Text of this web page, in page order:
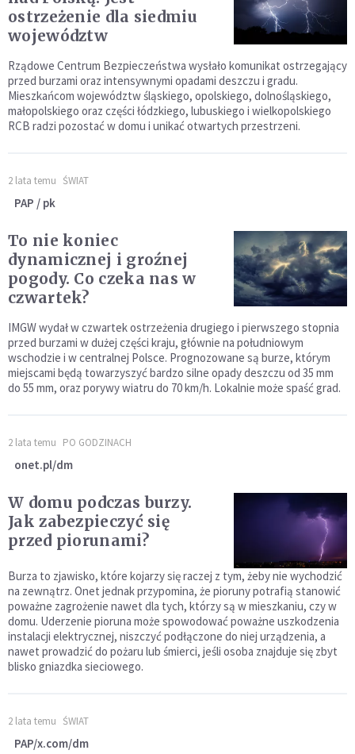
ostrzeżenie dla siedmiu
województw
Rządowe Centrum Bezpieczeństwa wysłało komunikat ostrzegający
przed burzami oraz intensywnymi opadami deszczu i gradu.
Mieszkańcom województw śląskiego, opolskiego, dolnośląskiego,
małopolskiego oraz części łódzkiego, lubuskiego i wielkopolskiego
RCB radzi pozostać w domu i unikać otwartych przestrzeni.
2 lata temu ŚWIAT
PAP / pk
To nie koniec
dynamicznej i groźnej
pogody. Co czeka nas w
czwartek?
IMGW wydał w czwartek ostrzeżenia drugiego i pierwszego stopnia
przed burzami w dużej części kraju, głównie na południowym
wschodzie i w centralnej Polsce. Prognozowane są burze, którym
miejscami będą towarzyszyć bardzo silne opady deszczu od 35 mm
do 55 mm, oraz porywy wiatru do 70 km/h. Lokalnie może spaść grad.
2 lata temu PO GODZINACH
onet.pl/dm
W domu podczas burzy.
Jak zabezpieczyć się
przed piorunami?
Burza to zjawisko, które kojarzy się raczej z tym, żeby nie wychodzić
na zewnątrz. Onet jednak przypomina, że pioruny potrafią stanowić
poważne zagrożenie nawet dla tych, którzy są w mieszkaniu, czy w
domu. Uderzenie pioruna może spowodować poważne uszkodzenia
instalacji elektrycznej, niszczyć podłączone do niej urządzenia, a
nawet prowadzić do pożaru lub śmierci, jeśli osoba znajduje się zbyt
blisko gniazdka sieciowego.
2 lata temu ŚWIAT
PAP/x.com/dm